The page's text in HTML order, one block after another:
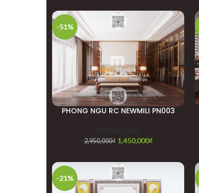
-51%
PHONG NGU RC NEWMILI PN003
2,950,000₫ 1,450,000₫
-21%